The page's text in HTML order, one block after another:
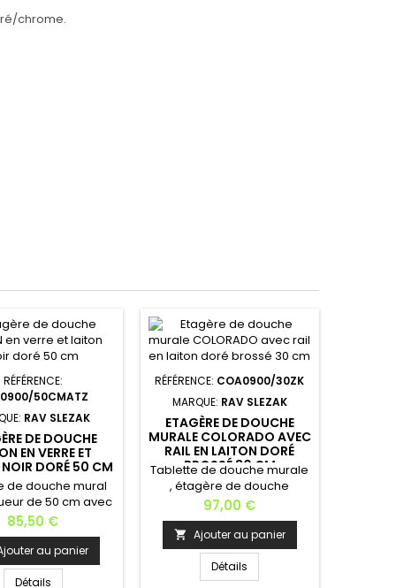
chrome.
RÉFÉRENCE:
50CMATZ
RAV SLEZAK
DE DOUCHE
EN VERRE ET
DORÉ 50 CM
de douche mural
de 50 cm avec
le montage par
est
Matière: laiton
Dimensions:
cm Profondeur:
Prix
85,50 €
au panier
Détails
RÉFÉRENCE: COA0900/30ZK
MARQUE: RAV SLEZAK
ETAGÈRE DE DOUCHE
MURALE COLORADO AVEC
RAIL EN LAITON DORÉ
BROSSÉ 30 CM
Tablette de douche murale
, étagère de douche
murale en verre et laiton ; le
montage par perçage est
nécessaire. Matière:
tablette en verre / support
et rail en laiton doré brossé
Dimensions: 30x 12,7x 5,3 cm
Prix
97,00 €
 Ajouter au panier
Détails